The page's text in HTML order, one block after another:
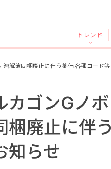
トレンド
解液同梱廃止に伴う薬価,各種コード
カゴンGノ
梱廃止に伴
知らせ